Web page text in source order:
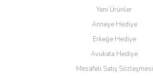
Bu ürüne benzer farklı alternatifler olmalı.
Gönder
Yeni Ürünler
Anneye Hediye
Erkeğe Hediye
Avukata Hediye
Mesafeli Satış Sözleşmesi